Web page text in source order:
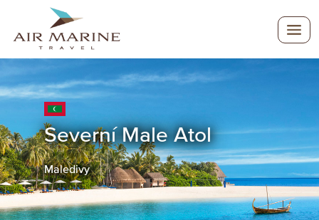
Severní Male Atol
Maledivy